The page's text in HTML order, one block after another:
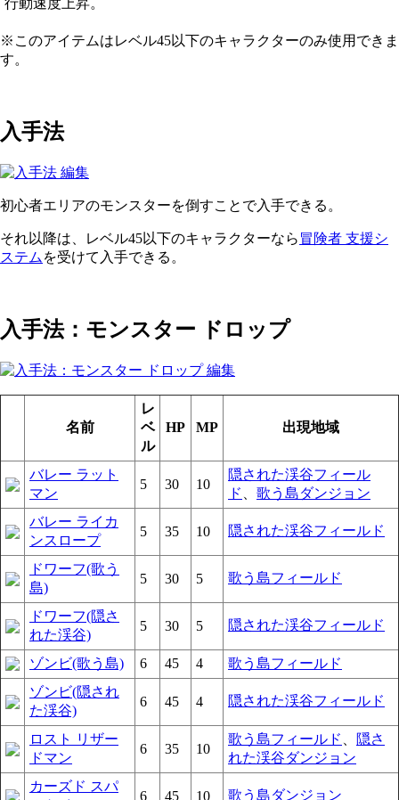
行動速度上昇。
※このアイテムはレベル45以下のキャラクターのみ使用できま
す。
入手法
初心者エリアのモンスターを倒すことで入手できる。
それ以降は、レベル45以下のキャラクターなら 冒険者 支援シ
ステム を受けて入手できる。
入手法：モンスター ドロップ
名前
レ
ベ
ル
HP MP 出現地域
バレー ラット
マン
5 30 10
隠された渓谷フィール
ド
歌う島ダンジョン
バレー ライカ
ンスロープ
5 35 10 隠された渓谷フィールド
ドワーフ(歌う
島)
5 30 5 歌う島フィールド
ドワーフ(隠さ
れた渓谷)
5 30 5 隠された渓谷フィールド
ゾンビ(歌う島) 6 45 4
歌う島フィールド
ゾンビ(隠され
た渓谷)
6 45 4 隠された渓谷フィールド
ロスト リザー
ドマン
6 35 10
歌う島フィールド
隠さ
れた渓谷ダンジョン
カーズド スパ
6 45 10 歌う島ダンジョン